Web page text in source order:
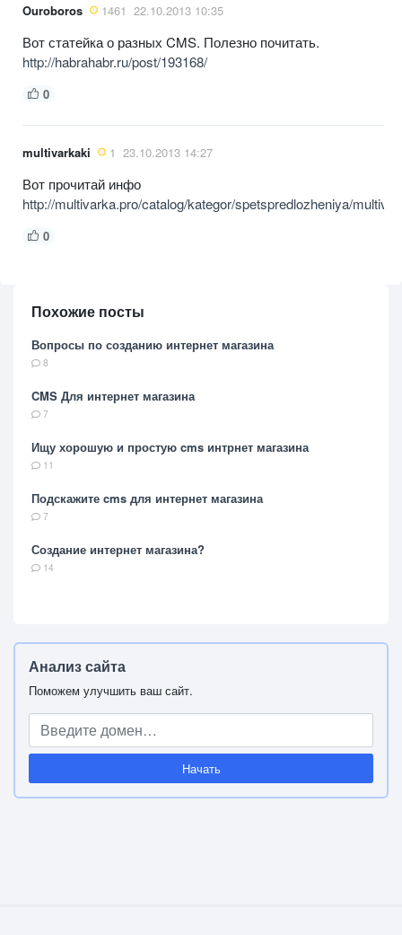
Ouroboros 1461 22.10.2013 10:35
Вот статейка о разных CMS. Полезно почитать.
http://habrahabr.ru/post/193168/
0
multivarkaki 1 23.10.2013 14:27
Вот прочитай инфо
http://multivarka.pro/catalog/kategor/spetspredlozheniya/
0
Похожие посты
Вопросы по созданию интернет магазина
8
CMS Для интернет магазина
7
Ищу хорошую и простую cms интрнет магазина
11
Подскажите cms для интернет магазина
7
Создание интернет магазина?
14
Анализ сайта
Поможем улучшить ваш сайт.
Начать